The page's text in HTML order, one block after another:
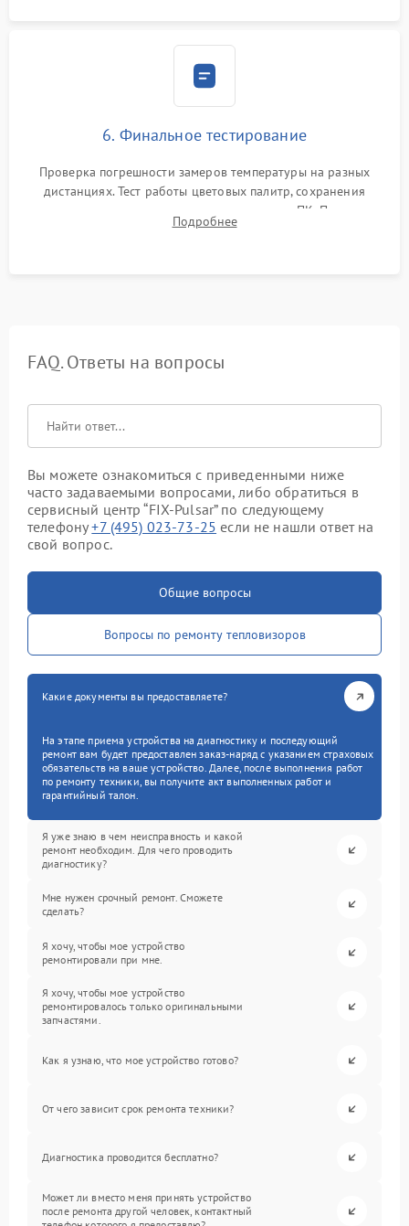
6. Финальное тестирование
Проверка погрешности замеров температуры на разных
дистанциях. Тест работы цветовых палитр, сохранения
термограмм в память и передачи данных на ПК. Проверка
автономности работы и итоговый контроль качества.
Подробнее
FAQ. Ответы на вопросы
Вы можете ознакомиться с приведенными ниже
часто задаваемыми вопросами, либо обратиться в
сервисный центр “FIX-Pulsar” по следующему
телефону+7 (495) 023-73-25 если не нашли ответ на
свой вопрос.
Общие вопросы
Вопросы по ремонту тепловизоров
Какие документы вы предоставляете?
На этапе приема устройства на диагностику и последующий
ремонт вам будет предоставлен заказ-наряд с указанием страховых
обязательств на ваше устройство. Далее, после выполнения работ
по ремонту техники, вы получите акт выполненных работ и
гарантийный талон.
Я уже знаю в чем неисправность и какой
ремонт необходим. Для чего проводить
диагностику?
Мне нужен срочный ремонт. Сможете
сделать?
Я хочу, чтобы мое устройство
ремонтировали при мне.
Я хочу, чтобы мое устройство
ремонтировалось только оригинальными
запчастями.
Как я узнаю, что мое устройство готово?
От чего зависит срок ремонта техники?
Диагностика проводится бесплатно?
Может ли вместо меня принять устройство
после ремонта другой человек, контактный